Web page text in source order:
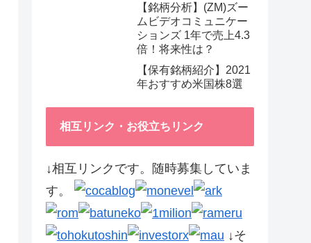
【銘柄分析】(ZM)ズー
ムビデオコミュニケー
ションズ 1年で売上4.3
倍！将来性は？
【保有銘柄紹介】2021
年おすすめ米国株8選
相互リンク・お役立ちリンク
↓相互リンクです。随時募集していま
す。
↓そ